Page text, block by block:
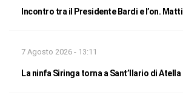
Incontro tra il Presidente Bardi e l’on.
7 Agosto 2026 - 13:11
La ninfa Siringa torna a Sant’Ilario di Atella